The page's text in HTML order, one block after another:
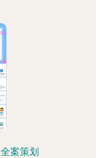
案策划